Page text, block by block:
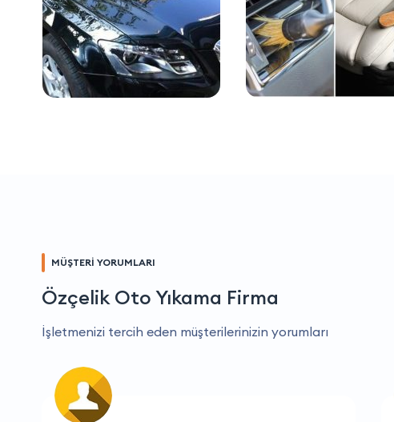
MÜŞTERİ YORUMLARI
Özçelik Oto Yıkama Firma
İşletmenizi tercih eden müşterilerinizin yorumları